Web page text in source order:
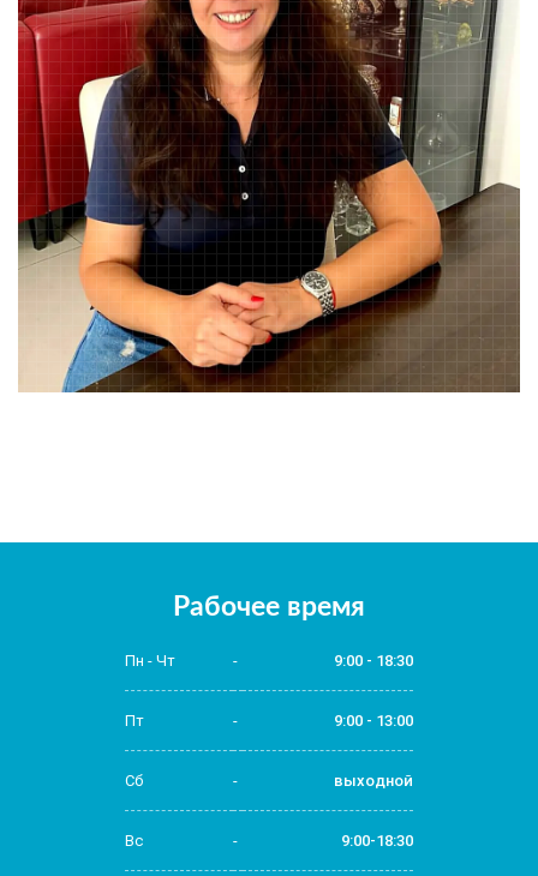
Рабочее время
Пн - Чт - 9:00 - 18:30
Пт - 9:00 - 13:00
Сб - выходной
Вс - 9:00-18:30